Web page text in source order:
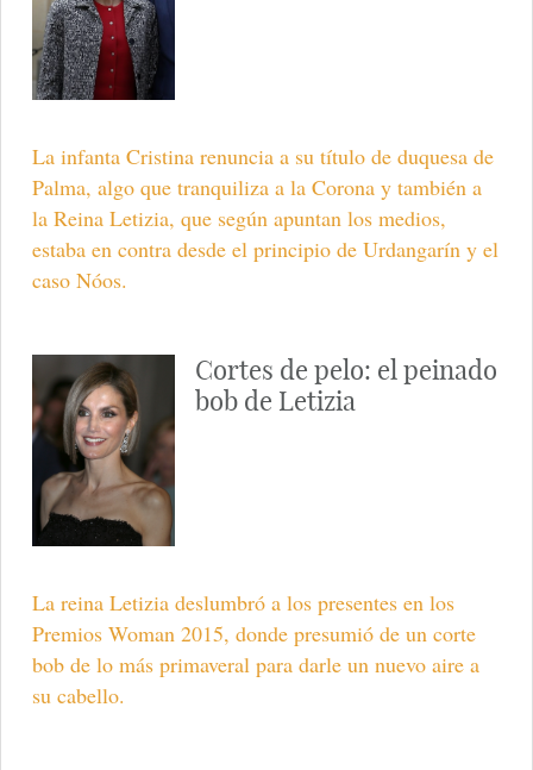
La infanta Cristina renuncia a su título de duquesa de
Palma, algo que tranquiliza a la Corona y también a
la Reina Letizia, que según apuntan los medios,
estaba en contra desde el principio de Urdangarín y el
caso Nóos.
Cortes de pelo: el peinado
bob de Letizia
La reina Letizia deslumbró a los presentes en los
Premios Woman 2015, donde presumió de un corte
bob de lo más primaveral para darle un nuevo aire a
su cabello.